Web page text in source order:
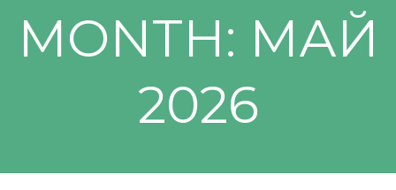
MONTH: МАЙ
2026